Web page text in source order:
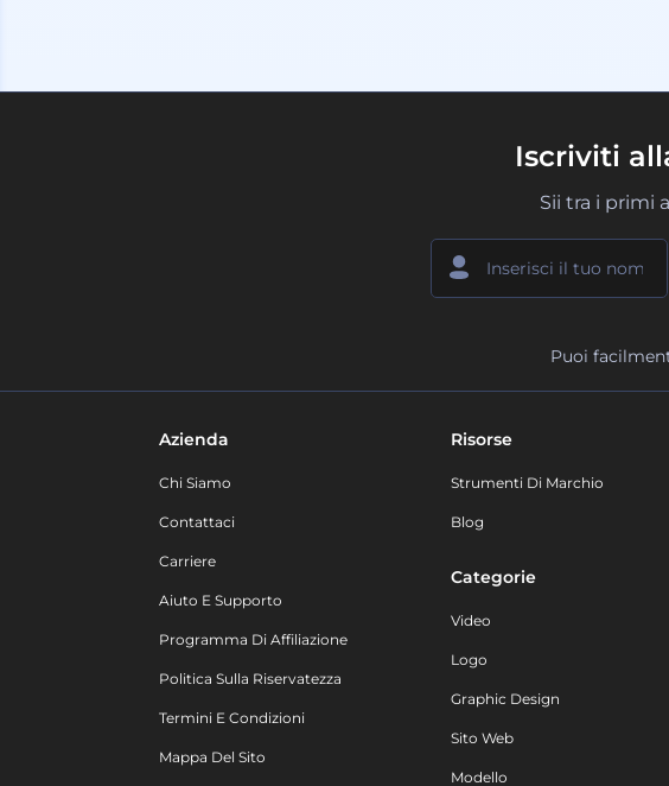
Iscriviti
Sii tra i primi
Puoi
Azienda
Chi Siamo
Contattaci
Carriere
Aiuto E Supporto
Programma Di Affiliazione
Politica Sulla Riservatezza
Termini E Condizioni
Mappa Del Sito
Risorse
Strumenti Di Marchio
Blog
Categorie
Video
Logo
Graphic Design
Sito Web
Modello